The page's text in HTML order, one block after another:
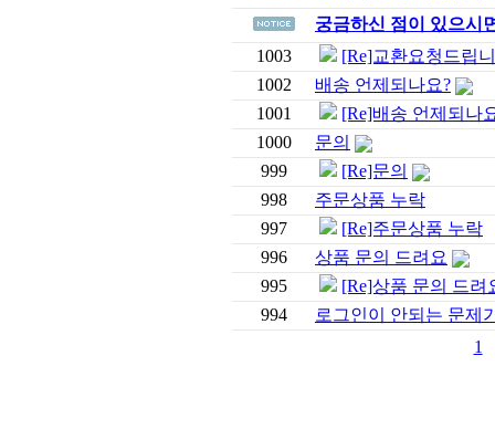
궁금하신 점이 있으시
1003
[Re]교환요청드립
1002
배송 언제되나요?
1001
[Re]배송 언제되나
1000
문의
999
[Re]문의
998
주문상품 누락
997
[Re]주문상품 누락
996
상품 문의 드려요
995
[Re]상품 문의 드려
994
로그인이 안되는 문제
1